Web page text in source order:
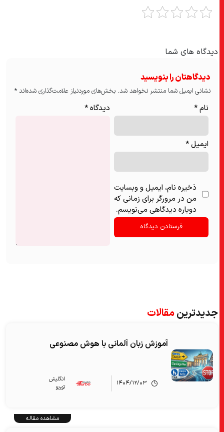
دیدگاه های شما
دیدگاهتان را بنویسید
نشانی ایمیل شما منتشر نخواهد شد. بخش‌های موردنیاز علامت‌گذاری شده‌اند*
دیدگاه* نام*
ایمیل*
ذخیره نام، ایمیل و وبسایت
من در مرورگر برای زمانی که
دوباره دیدگاهی می‌نویسم.
جدیدترینمقالات
آموزش زبان آلمانی با هوش مصنوعی
۱۴۰۴/۱۲/۰۳
انگلیش‌
توربو
مشاهده مقاله